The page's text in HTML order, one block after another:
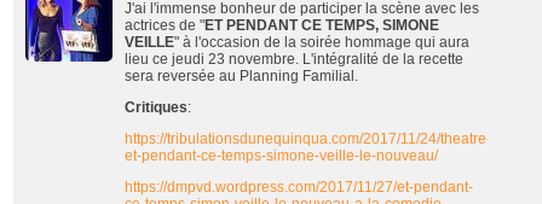
J'ai l'immense bonheur de participer la scène avec les
actrices de "ET PENDANT CE TEMPS, SIMONE
VEILLE" à l'occasion de la soirée hommage qui aura
lieu ce jeudi 23 novembre. L'intégralité de la recette
sera reversée au Planning Familial.
Critiques:
https://tribulationsdunequinqua.com/2017/11/24/theatre-
et-pendant-ce-temps-simone-veille-le-nouveau/
https://dmpvd.wordpress.com/2017/11/27/et-pendant-